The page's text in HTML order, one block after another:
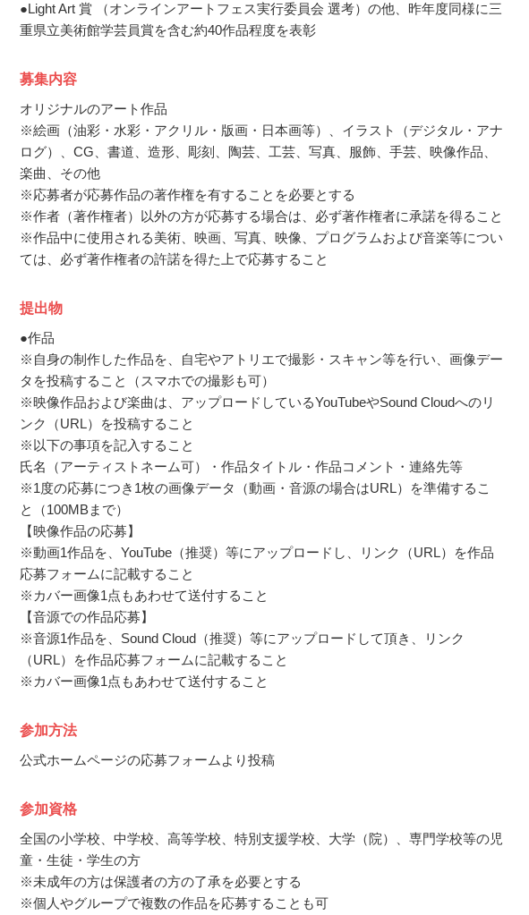
●Light Art 賞 （オンラインアートフェス実行委員会 選考）の他、昨年度同様に三
重県立美術館学芸員賞を含む約40作品程度を表彰
募集内容
オリジナルのアート作品
※絵画（油彩・水彩・アクリル・版画・日本画等）、イラスト（デジタル・アナ
ログ）、CG、書道、造形、彫刻、陶芸、工芸、写真、服飾、手芸、映像作品、
楽曲、その他
※応募者が応募作品の著作権を有することを必要とする
※作者（著作権者）以外の方が応募する場合は、必ず著作権者に承諾を得ること
※作品中に使用される美術、映画、写真、映像、プログラムおよび音楽等につい
ては、必ず著作権者の許諾を得た上で応募すること
提出物
●作品
※自身の制作した作品を、自宅やアトリエで撮影・スキャン等を行い、画像デー
タを投稿すること（スマホでの撮影も可）
※映像作品および楽曲は、アップロードしているYouTubeやSound Cloudへのリ
ンク（URL）を投稿すること
※以下の事項を記入すること
氏名（アーティストネーム可）・作品タイトル・作品コメント・連絡先等
※1度の応募につき1枚の画像データ（動画・音源の場合はURL）を準備するこ
と（100MBまで）
【映像作品の応募】
※動画1作品を、YouTube（推奨）等にアップロードし、リンク（URL）を作品
応募フォームに記載すること
※カバー画像1点もあわせて送付すること
【音源での作品応募】
※音源1作品を、Sound Cloud（推奨）等にアップロードして頂き、リンク
（URL）を作品応募フォームに記載すること
※カバー画像1点もあわせて送付すること
参加方法
公式ホームページの応募フォームより投稿
参加資格
全国の小学校、中学校、高等学校、特別支援学校、大学（院）、専門学校等の児
童・生徒・学生の方
※未成年の方は保護者の方の了承を必要とする
※個人やグループで複数の作品を応募することも可